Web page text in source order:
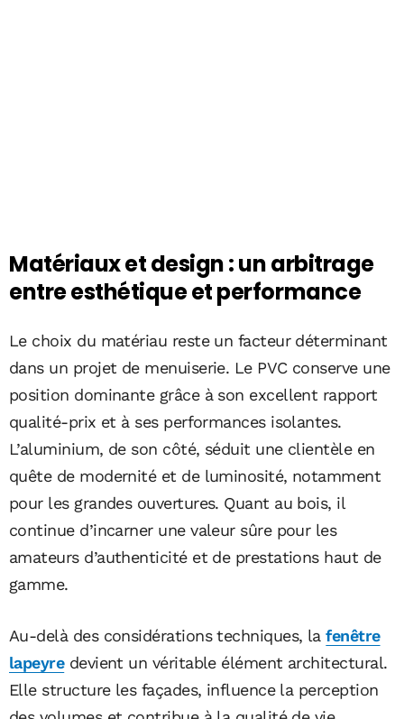
Matériaux et design : un arbitrage
entre esthétique et performance
Le choix du matériau reste un facteur déterminant
dans un projet de menuiserie. Le PVC conserve une
position dominante grâce à son excellent rapport
qualité-prix et à ses performances isolantes.
L’aluminium, de son côté, séduit une clientèle en
quête de modernité et de luminosité, notamment
pour les grandes ouvertures. Quant au bois, il
continue d’incarner une valeur sûre pour les
amateurs d’authenticité et de prestations haut de
gamme.
Au-delà des considérations techniques, lafenêtre
lapeyredevient un véritable élément architectural.
Elle structure les façades, influence la perception